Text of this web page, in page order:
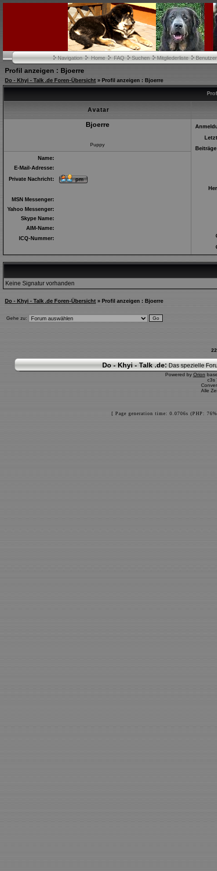
Navigation Home FAQ Suchen Mitgliederliste
Profil anzeigen : Bjoerre
Do - Khyi - Talk .de Foren-Übersicht » Profil anzeigen : Bjoerre
Avatar
Bjoerre
Puppy
Name:
E-Mail-Adresse:
Private Nachricht:
MSN Messenger:
Yahoo Messenger:
Skype Name:
AIM-Name:
ICQ-Nummer:
Keine Signatur vorhanden
Do - Khyi - Talk .de Foren-Übersicht » Profil anzeigen : Bjoerre
Gehe zu:
Do - Khyi - Talk .de: Das spezielle
Powered by Orion
c3s
Alle
[ Page generation time: 0.0706s (PHP: